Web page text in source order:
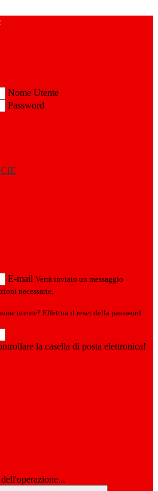
Nome Utente
Password
E-mail Verrà inviato un messaggio
necessarie.
utente? Effettua il reset della password
la casella di posta elettronica!